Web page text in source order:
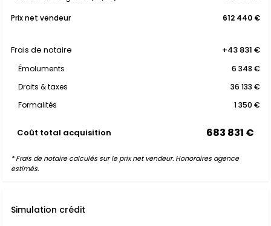
Prix net vendeur
612 440 €
Frais de notaire +43 831 €
Émoluments
6 348 €
Droits & taxes
36 133 €
Formalités
1 350 €
Coût total acquisition 683 831 €
* Frais de notaire calculés sur le prix net vendeur. Honoraires agence
estimés.
Simulation crédit